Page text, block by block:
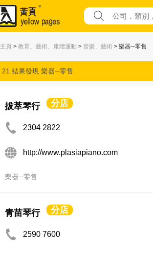
主頁 > 教育、藝術、康體運動 > 音樂、藝術 > 樂器─零售
21 結果發現 樂器─零售
拔萃琴行 分店
2304 2822
http://www.plasiapiano.com
樂器─零售
青苗琴行 分店
2590 7600